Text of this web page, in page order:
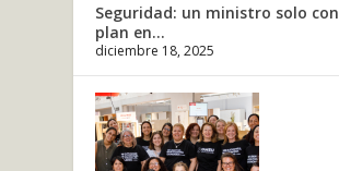
Seguridad: un ministro solo
plan en...
diciembre 18, 2025